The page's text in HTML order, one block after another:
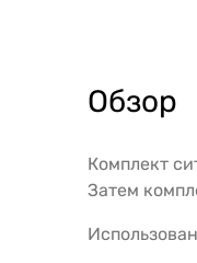
Обзор
Комплект
Затем